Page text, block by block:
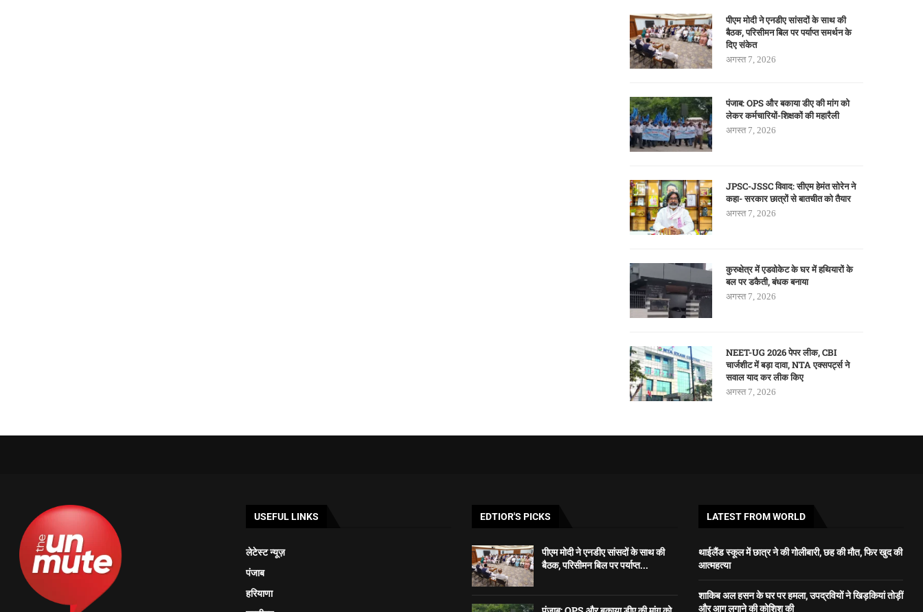
पीएम मोदी ने एनडीए सांसदों के साथ की
बैठक, परिसीमन बिल पर पर्याप्त समर्थन के
दिए संकेत
अगस्त 7, 2026
पंजाब: OPS और बकाया डीए की मांग को
लेकर कर्मचारियों-शिक्षकों की महारैली
अगस्त 7, 2026
JPSC-JSSC विवाद: सीएम हेमंत सोरेन ने
कहा- सरकार छात्रों से बातचीत को तैयार
अगस्त 7, 2026
कुरुक्षेत्र में एडवोकेट के घर में हथियारों के
बल पर डकैती, बंधक बनाया
अगस्त 7, 2026
NEET-UG 2026 पेपर लीक, CBI
चार्जशीट में बड़ा दावा, NTA एक्सपर्ट्स ने
सवाल याद कर लीक किए
अगस्त 7, 2026
USEFUL LINKS
लेटेस्ट न्यूज़
पंजाब
हरियाणा
EDTIOR'S PICKS
पीएम मोदी ने एनडीए सांसदों के साथ की
बैठक, परिसीमन बिल पर पर्याप्त...
LATEST FROM WORLD
थाईलैंड स्कूल में छात्र ने की गोलीबारी, छह की मौत, फिर खुद की
आत्महत्या
शाकिब अल हसन के घर पर हमला, उपद्रवियों ने खिड़कियां तोड़ीं
और आग लगाने की कोशिश की